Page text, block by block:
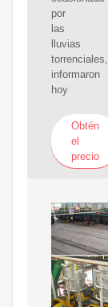
por
las
lluvias
torrenciales,
informaron
hoy
Obtén
el
precio